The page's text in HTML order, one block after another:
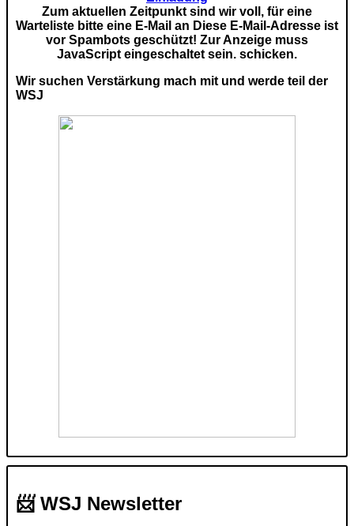
Zum aktuellen Zeitpunkt sind wir voll, für eine
Warteliste bitte eine E-Mail an Diese E-Mail-Adresse ist
vor Spambots geschützt! Zur Anzeige muss
JavaScript eingeschaltet sein. schicken.
Wir suchen Verstärkung mach mit und werde teil der
WSJ
📨 WSJ Newsletter